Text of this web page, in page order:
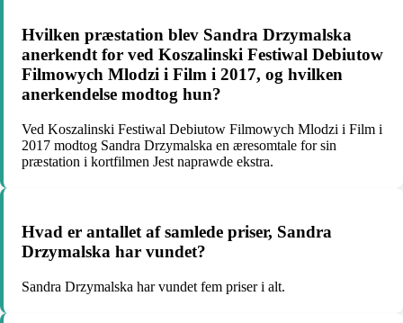
Hvilken præstation blev Sandra Drzymalska
anerkendt for ved Koszalinski Festiwal Debiutow
Filmowych Mlodzi i Film i 2017, og hvilken
anerkendelse modtog hun?
Ved Koszalinski Festiwal Debiutow Filmowych Mlodzi i Film i
2017 modtog Sandra Drzymalska en æresomtale for sin
præstation i kortfilmen Jest naprawde ekstra.
Hvad er antallet af samlede priser, Sandra
Drzymalska har vundet?
Sandra Drzymalska har vundet fem priser i alt.